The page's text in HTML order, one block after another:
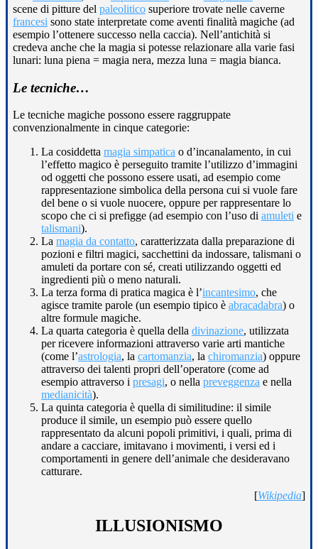
scene di pitture del paleolitico superiore trovate nelle caverne
francesi sono state interpretate come aventi finalità magiche (ad
esempio l’ottenere successo nella caccia). Nell’antichità si
credeva anche che la magia si potesse relazionare alla varie fasi
lunari: luna piena = magia nera, mezza luna = magia bianca.
Le tecniche…
Le tecniche magiche possono essere raggruppate
convenzionalmente in cinque categorie:
La cosiddetta magia simpatica o d’incanalamento, in cui
l’effetto magico è perseguito tramite l’utilizzo d’immagini
od oggetti che possono essere usati, ad esempio come
rappresentazione simbolica della persona cui si vuole fare
del bene o si vuole nuocere, oppure per rappresentare lo
scopo che ci si prefigge (ad esempio con l’uso di amuleti e
talismani).
La magia da contatto, caratterizzata dalla preparazione di
pozioni e filtri magici, sacchettini da indossare, talismani o
amuleti da portare con sé, creati utilizzando oggetti ed
ingredienti più o meno naturali.
La terza forma di pratica magica è l’incantesimo, che
agisce tramite parole (un esempio tipico è abracadabra) o
altre formule magiche.
La quarta categoria è quella della divinazione, utilizzata
per ricevere informazioni attraverso varie arti mantiche
(come l’astrologia, la cartomanzia, la chiromanzia) oppure
attraverso dei talenti propri dell’operatore (come ad
esempio attraverso i presagi, o nella preveggenza e nella
medianicità).
La quinta categoria è quella di similitudine: il simile
produce il simile, un esempio può essere quello
rappresentato da alcuni popoli primitivi, i quali, prima di
andare a cacciare, imitavano i movimenti, i versi ed i
comportamenti in genere dell’animale che desideravano
catturare.
[Wikipedia]
ILLUSIONISMO